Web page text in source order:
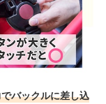
バックルに差し込